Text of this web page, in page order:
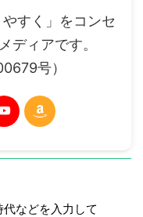
すく」をコンセ
ディアです。
号）
などを入力して